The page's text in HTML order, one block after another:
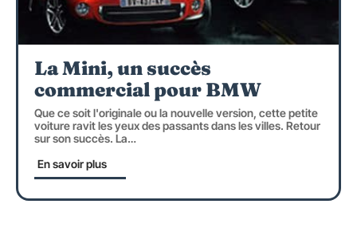
La Mini, un succès
commercial pour BMW
Que ce soit l'originale ou la nouvelle version, cette petite
voiture ravit les yeux des passants dans les villes. Retour
sur son succès. La…
En savoir plus